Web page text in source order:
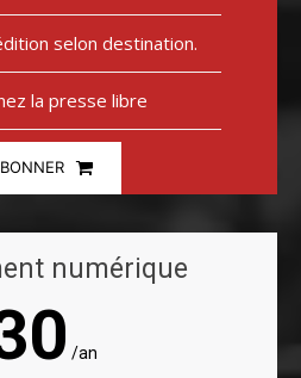
selon destination.
la presse libre
numérique
/an